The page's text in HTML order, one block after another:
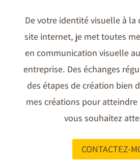
De votre identité visuelle à la
site internet, je met toutes
en communication visuelle
entreprise. Des échanges
des étapes de création bien
mes créations pour
vous souhaitez
CONTACTEZ-